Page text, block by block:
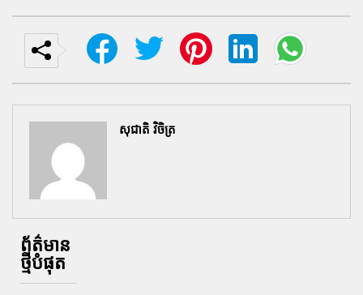
សុជាតិ វិចិត្រ
ព័ត៌មាន
ថ្មីបំផុត